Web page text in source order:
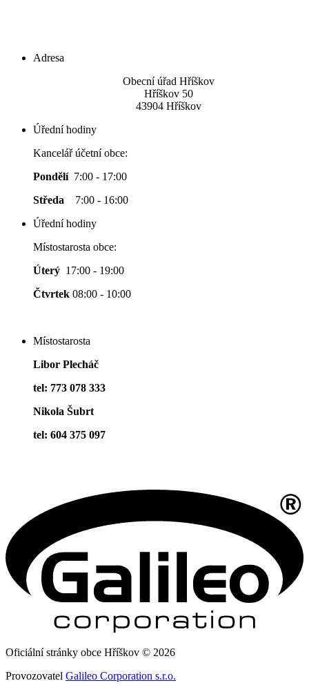
Adresa
Obecní úřad Hříškov
Hříškov 50
43904 Hříškov
Úřední hodiny
Kancelář účetní obce:
Pondělí 7:00 - 17:00
Středa 7:00 - 16:00
Úřední hodiny
Místostarosta obce:
Úterý 17:00 - 19:00
Čtvrtek 08:00 - 10:00
Místostarosta
Libor Plecháč
tel: 773 078 333
Nikola Šubrt
tel: 604 375 097
Oficiální stránky obce Hříškov © 2026
Provozovatel Galileo Corporation s.r.o.